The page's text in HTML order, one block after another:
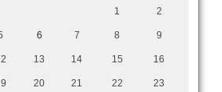
1 2
6 7 8 9
13 14 15 16
20 21 22 23